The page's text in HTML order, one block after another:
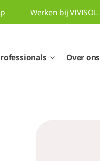
Werken bij VIVISOL
Over ons